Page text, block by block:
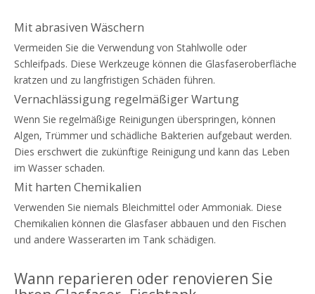
Mit abrasiven Wäschern
Vermeiden Sie die Verwendung von Stahlwolle oder
Schleifpads. Diese Werkzeuge können die Glasfaseroberfläche
kratzen und zu langfristigen Schäden führen.
Vernachlässigung regelmäßiger Wartung
Wenn Sie regelmäßige Reinigungen überspringen, können
Algen, Trümmer und schädliche Bakterien aufgebaut werden.
Dies erschwert die zukünftige Reinigung und kann das Leben
im Wasser schaden.
Mit harten Chemikalien
Verwenden Sie niemals Bleichmittel oder Ammoniak. Diese
Chemikalien können die Glasfaser abbauen und den Fischen
und andere Wasserarten im Tank schädigen.
Wann reparieren oder renovieren Sie